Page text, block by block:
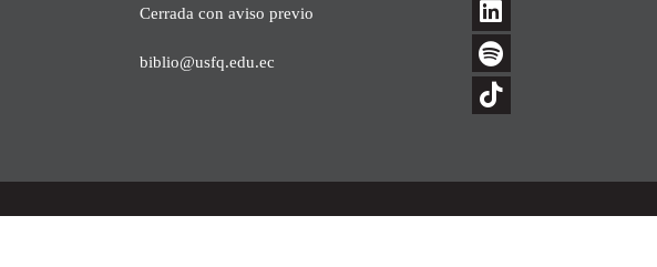
Cerrada con aviso previo
biblio@usfq.edu.ec